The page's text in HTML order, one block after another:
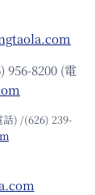
956-8200 (電
) /(626) 239-